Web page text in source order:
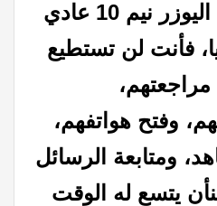
وأنا عندي بدل اليوزر نيم 10 عادي
فأنت لن تستطيع
وفتح هواتفهم،
ومتابعة الرسائل
يتسع له الوقت